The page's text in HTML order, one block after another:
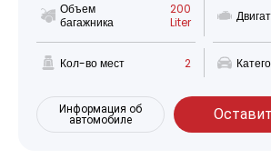
Объем
багажника
200
Liter
Кол-во мест 2
Информация об
автомобиле